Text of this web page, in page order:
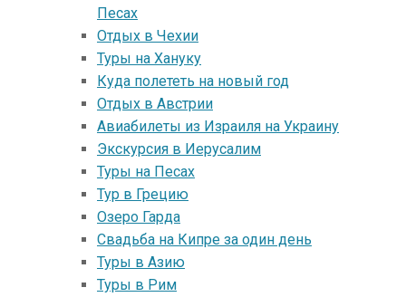
Песах
Отдых в Чехии
Туры на Хануку
Куда полететь на новый год
Oтдых в Австрии
Авиабилеты из Израиля на Украину
Экскурсия в Иерусалим
Туры на Песах
Тур в Грецию
Озеро Гарда
Свадьба на Кипре за один день
Туры в Азию
Туры в Рим